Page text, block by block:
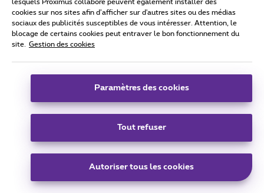
Résultat
Lorsque je clique Ok, le même message revient à l’infini et
lesquels Proximus collabore peuvent également installer des
cookies sur nos sites afin d’afficher sur d'autres sites ou des médias
sociaux des publicités susceptibles de vous intéresser. Attention, le
blocage de certains cookies peut entraver le bon fonctionnement du
site.
Gestion des cookies
Paramètres des cookies
Tout refuser
Autoriser tous les cookies